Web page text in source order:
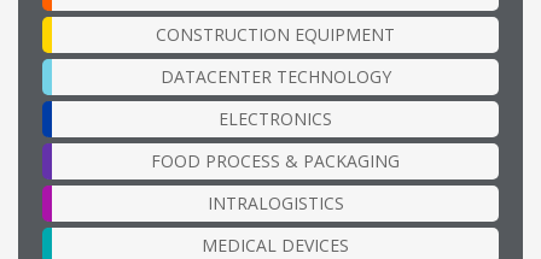
CONSTRUCTION EQUIPMENT
DATACENTER TECHNOLOGY
ELECTRONICS
FOOD PROCESS & PACKAGING
INTRALOGISTICS
MEDICAL DEVICES